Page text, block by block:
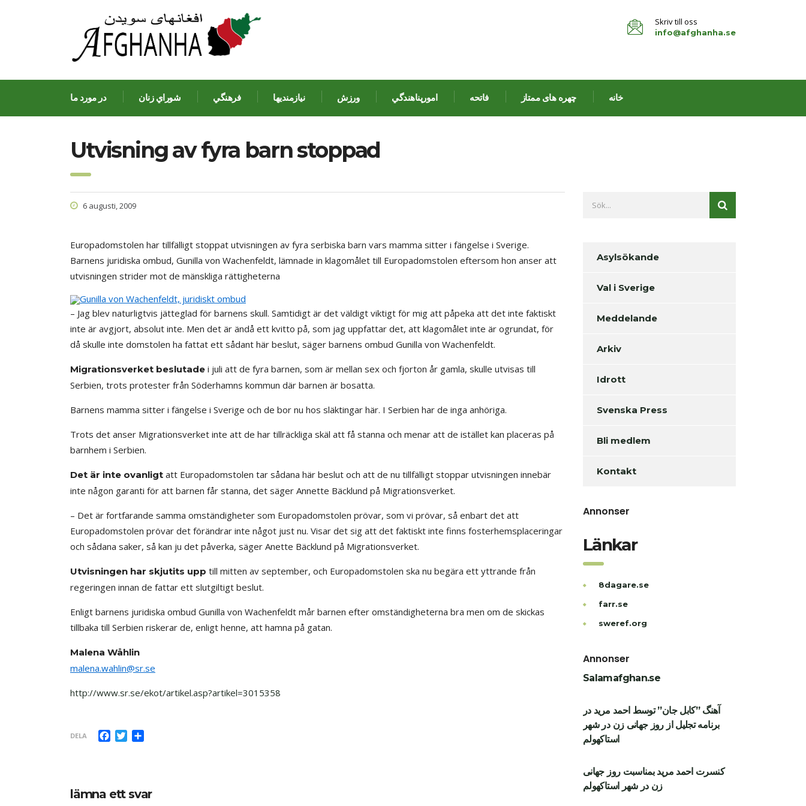
Skriv till oss
info@afghanha.se
در مورد ما شوراي زنان فرهنگي نيازمنديها ورزش امورپناهندگي فاتحه چهره های ممتاز خانه
Utvisning av fyra barn stoppad
6 augusti, 2009
Europadomstolen har tillfälligt stoppat utvisningen av fyra serbiska barn vars mamma sitter i fängelse i Sverige.
Barnens juridiska ombud, Gunilla von Wachenfeldt, lämnade in klagomålet till Europadomstolen eftersom hon anser att
utvisningen strider mot de mänskliga rättigheterna
Gunilla von Wachenfeldt, juridiskt ombud
– Jag blev naturligtvis jätteglad för barnens skull. Samtidigt är det väldigt viktigt för mig att påpeka att det inte faktiskt
inte är avgjort, absolut inte. Men det är ändå ett kvitto på, som jag uppfattar det, att klagomålet inte är ogrundat, för
då skulle inte domstolen ha fattat ett sådant här beslut, säger barnens ombud Gunilla von Wachenfeldt.
Migrationsverket beslutade i juli att de fyra barnen, som är mellan sex och fjorton år gamla, skulle utvisas till
Serbien, trots protester från Söderhamns kommun där barnen är bosatta.
Barnens mamma sitter i fängelse i Sverige och de bor nu hos släktingar här. I Serbien har de inga anhöriga.
Trots det anser Migrationsverket inte att de har tillräckliga skäl att få stanna och menar att de istället kan placeras på
barnhem i Serbien.
Det är inte ovanligt att Europadomstolen tar sådana här beslut och att de nu tillfälligt stoppar utvisningen innebär
inte någon garanti för att barnen får stanna, det säger Annette Bäcklund på Migrationsverket.
– Det är fortfarande samma omständigheter som Europadomstolen prövar, som vi prövar, så enbart det att
Europadomstolen prövar det förändrar inte något just nu. Visar det sig att det faktiskt inte finns fosterhemsplaceringar
och sådana saker, så kan ju det påverka, säger Anette Bäcklund på Migrationsverket.
Utvisningen har skjutits upp till mitten av september, och Europadomstolen ska nu begära ett yttrande från
regeringen innan de fattar ett slutgiltigt beslut.
Enligt barnens juridiska ombud Gunilla von Wachenfeldt mår barnen efter omständigheterna bra men om de skickas
tillbaka till Serbien riskerar de, enligt henne, att hamna på gatan.
Malena Wåhlin
malena.wahlin@sr.se
http://www.sr.se/ekot/artikel.asp?artikel=3015358
DELA Facebook
Twitter
lämna ett svar
Asylsökande
Val i Sverige
Meddelande
Arkiv
Idrott
Svenska Press
Bli medlem
Kontakt
Annonser
Länkar
8dagare.se
farr.se
sweref.org
Annonser
Salamafghan.se
آهنگ ”کابل جان” توسط احمد مرید در
برنامه تجلیل از روز جهانی زن در شهر
استاکهولم
کنسرت احمد مرید بمناسبت روز جهانی
زن در شهر استاکهولم